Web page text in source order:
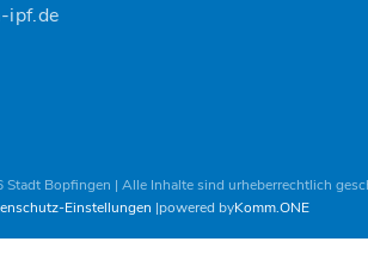
ipf.de
Bopfingen | Alle Inhalte sind urheberrechtlich
Einstellungen powered byKomm.ONE